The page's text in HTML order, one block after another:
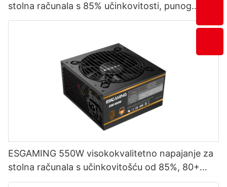
stolna računala s 85% učinkovitosti, punog
modula, 80+ brončano, ESB650W
ESGAMING 550W visokokvalitetno napajanje za
stolna računala s učinkovitošću od 85%, 80+
brončano